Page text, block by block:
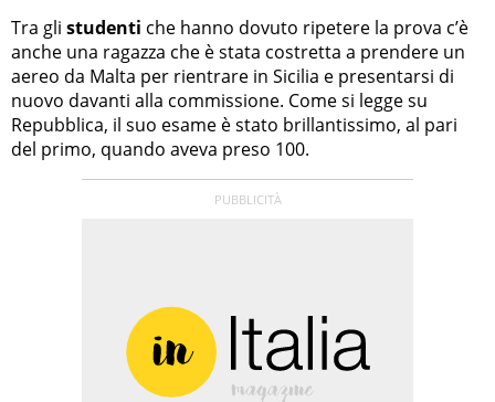
Tra gli studenti che hanno dovuto ripetere la prova c’è
anche una ragazza che è stata costretta a prendere un
aereo da Malta per rientrare in Sicilia e presentarsi di
nuovo davanti alla commissione. Come si legge su
Repubblica, il suo esame è stato brillantissimo, al pari
del primo, quando aveva preso 100.